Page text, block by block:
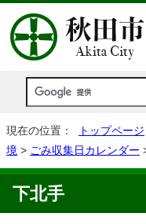
現在の位置： トップページ
境 > ごみ収集日カレンダー
下北手